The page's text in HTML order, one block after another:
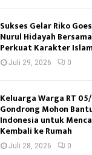
Sukses Gelar Riko
Nurul Hidayah
Perkuat Karakter
Juli 29, 2026 0
Keluarga Warga RT
Gondrong Mohon
Indonesia untuk
Kembali ke Rumah
Juli 28, 2026 0